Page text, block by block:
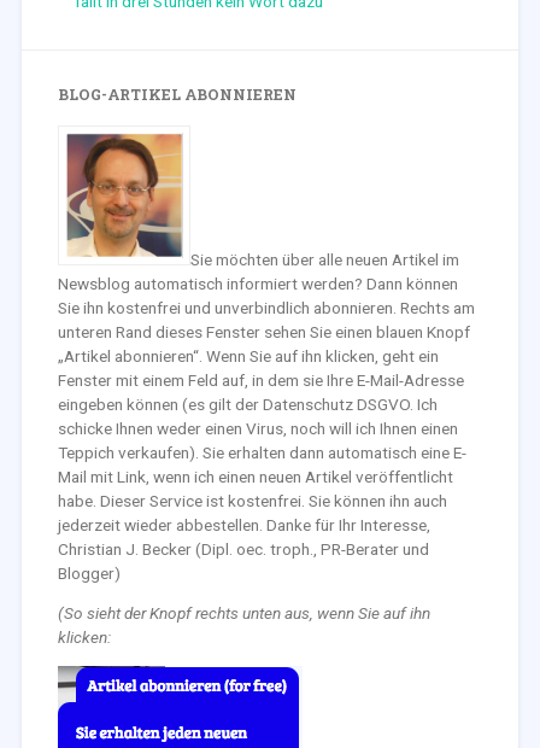
BLOG-ARTIKEL ABONNIEREN
Sie möchten über alle neuen Artikel im
Newsblog automatisch informiert werden? Dann können
Sie ihn kostenfrei und unverbindlich abonnieren. Rechts am
unteren Rand dieses Fenster sehen Sie einen blauen Knopf
„Artikel abonnieren“. Wenn Sie auf ihn klicken, geht ein
Fenster mit einem Feld auf, in dem sie Ihre E-Mail-Adresse
eingeben können (es gilt der Datenschutz DSGVO. Ich
schicke Ihnen weder einen Virus, noch will ich Ihnen einen
Teppich verkaufen). Sie erhalten dann automatisch eine E-
Mail mit Link, wenn ich einen neuen Artikel veröffentlicht
habe. Dieser Service ist kostenfrei. Sie können ihn auch
jederzeit wieder abbestellen. Danke für Ihr Interesse,
Christian J. Becker (Dipl. oec. troph., PR-Berater und
Blogger)
(So sieht der Knopf rechts unten aus, wenn Sie auf ihn
klicken: